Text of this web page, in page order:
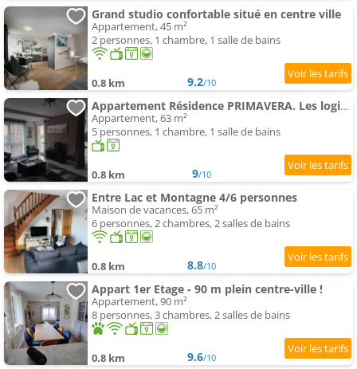
Grand studio confortable situé en centre ville
Appartement, 45 m²
2 personnes, 1 chambre, 1 salle de bains
0.8 km 9.2/10
Appartement Résidence PRIMAVERA. Les logis mansardés
Appartement, 63 m²
5 personnes, 1 chambre, 1 salle de bains
0.8 km 9/10
Entre Lac et Montagne 4/6 personnes
Maison de vacances, 65 m²
6 personnes, 2 chambres, 2 salles de bains
0.8 km 8.8/10
Appart 1er Etage - 90 m plein centre-ville !
Appartement, 90 m²
8 personnes, 3 chambres, 2 salles de bains
0.8 km 9.6/10